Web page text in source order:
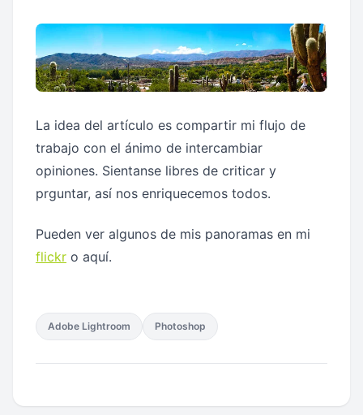
La idea del artículo es compartir mi flujo de
trabajo con el ánimo de intercambiar
opiniones. Sientanse libres de criticar y
prguntar, así nos enriquecemos todos.
Pueden ver algunos de mis panoramas en mi
flickr o aquí.
Adobe Lightroom Photoshop